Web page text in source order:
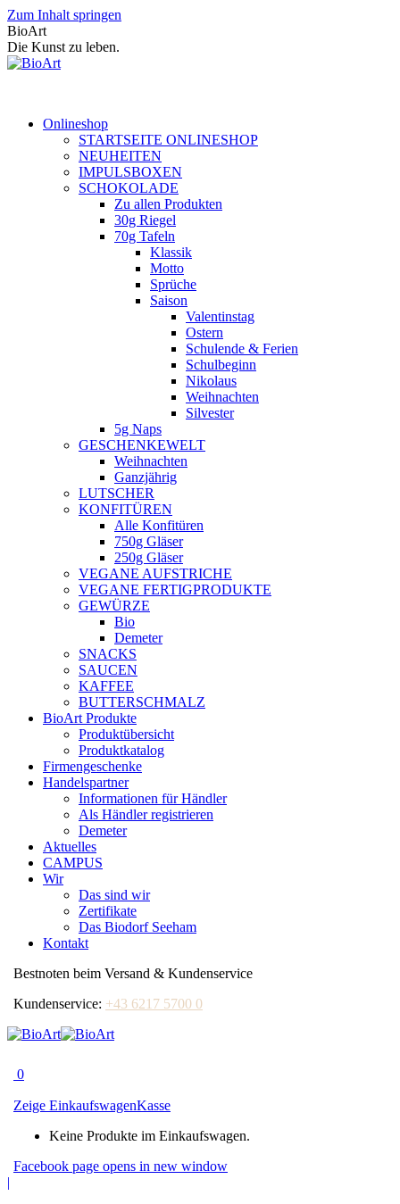
Zum Inhalt springen
BioArt
Die Kunst zu leben.
Onlineshop
STARTSEITE ONLINESHOP
NEUHEITEN
IMPULSBOXEN
SCHOKOLADE
Zu allen Produkten
30g Riegel
70g Tafeln
Klassik
Motto
Sprüche
Saison
Valentinstag
Ostern
Schulende & Ferien
Schulbeginn
Nikolaus
Weihnachten
Silvester
5g Naps
GESCHENKEWELT
Weihnachten
Ganzjährig
LUTSCHER
KONFITÜREN
Alle Konfitüren
750g Gläser
250g Gläser
VEGANE AUFSTRICHE
VEGANE FERTIGPRODUKTE
GEWÜRZE
Bio
Demeter
SNACKS
SAUCEN
KAFFEE
BUTTERSCHMALZ
BioArt Produkte
Produktübersicht
Produktkatalog
Firmengeschenke
Handelspartner
Informationen für Händler
Als Händler registrieren
Demeter
Aktuelles
CAMPUS
Wir
Das sind wir
Zertifikate
Das Biodorf Seeham
Kontakt
Bestnoten beim Versand & Kundenservice
Kundenservice: +43 6217 5700 0
0
Zeige EinkaufswagenKasse
Keine Produkte im Einkaufswagen.
Facebook page opens in new window
|